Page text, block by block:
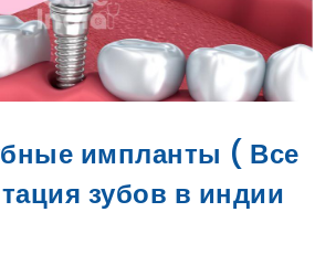
импланты ( Все
зубов в индии